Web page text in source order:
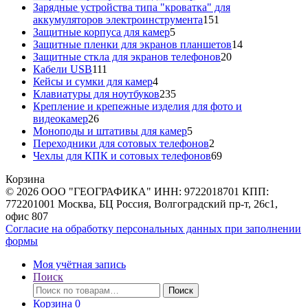
товара
Зарядные устройства типа "кроватка" для
аккумуляторов электроинструмента151
Защитные корпуса для камер55
товаров
Защитные пленки для экранов планшетов1414
Защитные сткла для экранов телефонов2020
Кабели USB111
товаров
Кейсы и сумки для камер44
товара
Клавиатуры для ноутбуков235235
товаров
Крепление и крепежные изделия для фото и
видеокамер2626
товаров
Моноподы и штативы для камер55
товаров
Переходники для сотовых телефонов2
товара
Чехлы для КПК и сотовых телефонов6969
Корзина
© 2026 ООО "ГЕОГРАФИКА" ИНН: 9722018701 КПП:
772201001 Москва, БЦ Россия, Волгоградский пр-т, 26с1,
офис 807
Согласие на обработку персональных данных при заполнении
формы
Моя учётная запись
Поиск
Искать:
Поиск
Корзина 0